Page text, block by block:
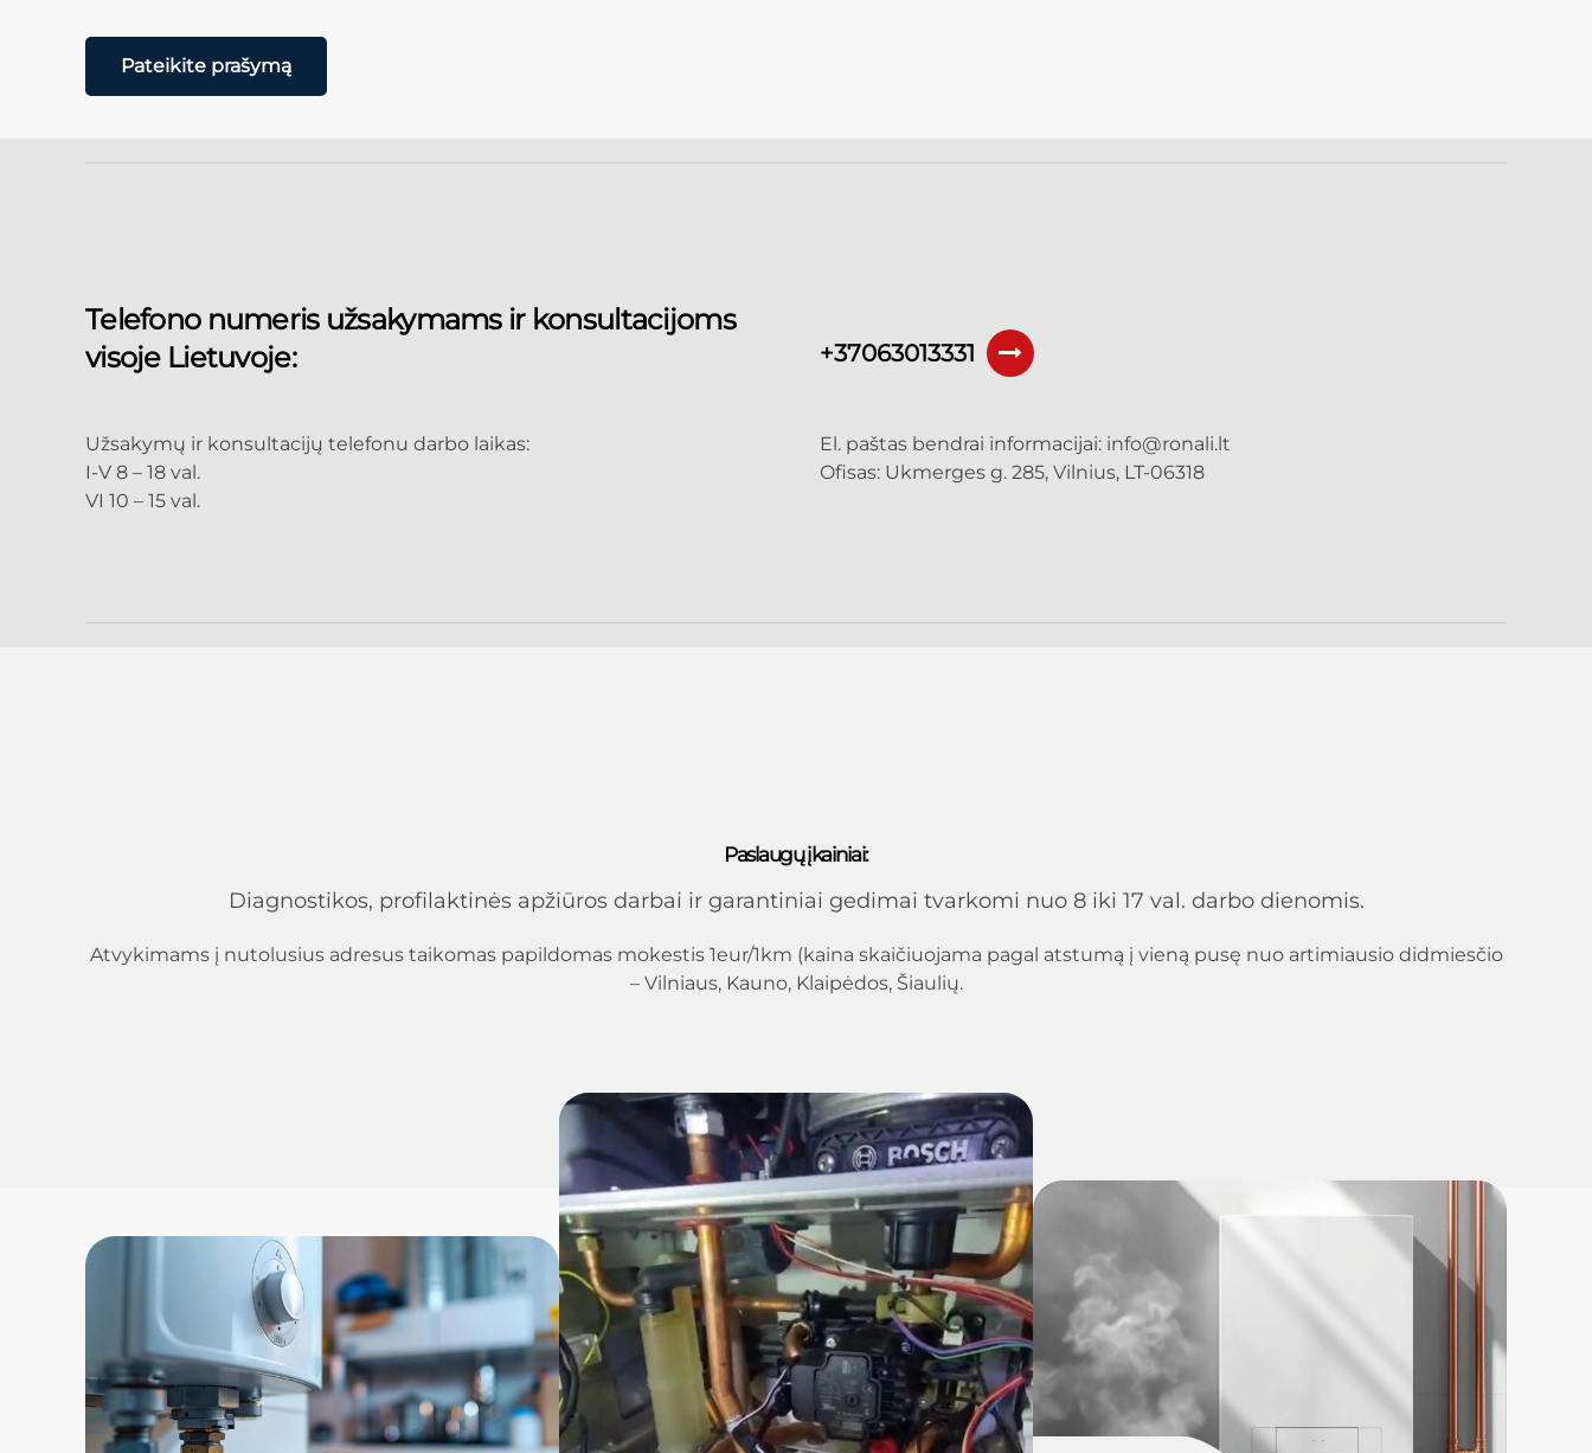
Telefono numeris užsakymams ir konsultacijoms
visoje Lietuvoje:
+37063013331
Užsakymų ir konsultacijų telefonu darbo laikas:
I-V 8 – 18 val.
VI 10 – 15 val.
El. paštas bendrai informacijai: info@ronali.lt
Ofisas: Ukmerges g. 285, Vilnius, LT-06318
Paslaugų įkainiai:
Diagnostikos, profilaktinės apžiūros darbai ir garantiniai gedimai tvarkomi nuo 8 iki 17 val. darbo dienomis.
Atvykimams į nutolusius adresus taikomas papildomas mokestis 1eur/1km (kaina skaičiuojama pagal atstumą į vieną pusę nuo artimiausio didmiesčio
– Vilniaus, Kauno, Klaipėdos, Šiaulių.